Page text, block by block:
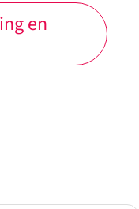
en